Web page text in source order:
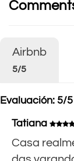
Airbnb
5/5
Evaluación: 5/5
Tatiana
Casa